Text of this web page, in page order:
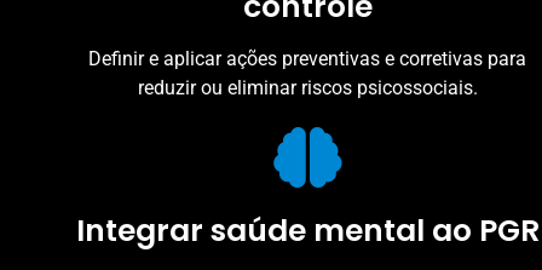
Definir e aplicar ações preventivas e corretivas para
reduzir ou eliminar riscos psicossociais.
Integrar saúde mental ao PGR